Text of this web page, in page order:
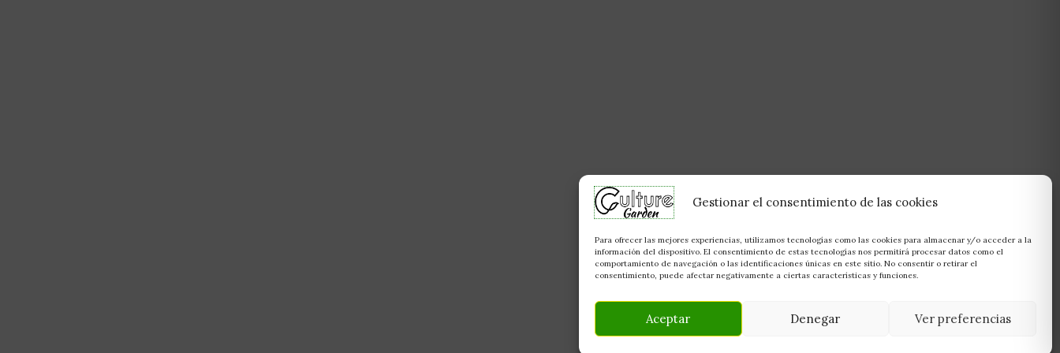
Gestionar el consentimiento de las cookies
Para ofrecer las mejores experiencias, utilizamos tecnologías como las cookies para almacenar y/o acceder a la
información del dispositivo. El consentimiento de estas tecnologías nos permitirá procesar datos como el
comportamiento de navegación o las identificaciones únicas en este sitio. No consentir o retirar el
consentimiento, puede afectar negativamente a ciertas características y funciones.
Aceptar Denegar Ver preferencias